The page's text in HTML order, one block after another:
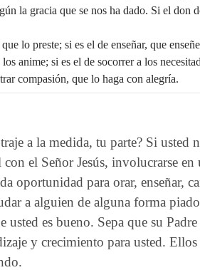
la gracia que se nos ha dado. Si el don
lo preste; si es el de enseñar, que
anime; si es el de socorrer a los
compasión, que lo haga con alegría.
a la medida, tu parte? Si usted
el Señor Jesús, involucrarse
oportunidad para orar, enseñar,
a alguien de alguna forma
usted es bueno. Sepa que su
y crecimiento para usted.